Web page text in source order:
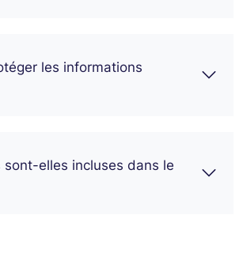
les informations
sont-elles incluses dans le